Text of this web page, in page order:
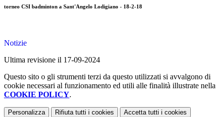
torneo CSI badminton a Sant'Angelo Lodigiano - 18-2-18
Notizie
Ultima revisione il 17-09-2024
Questo sito o gli strumenti terzi da questo utilizzati si avvalgono di
cookie necessari al funzionamento ed utili alle finalità illustrate nella
COOKIE POLICY.
Personalizza Rifiuta tutti i cookies Accetta tutti i cookies